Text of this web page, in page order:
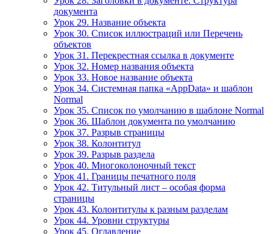
документа
Урок 29. Название объекта
Урок 30. Список иллюстраций или Перечень
объектов
Урок 31. Перекрестная ссылка в документе
Урок 32. Номер названия объекта
Урок 33. Новое название объекта
Урок 34. Системная папка «AppData» и шаблон
Normal
Урок 35. Список по умолчанию в шаблоне Normal
Урок 36. Шаблон документа по умолчанию
Урок 37. Разрыв страницы
Урок 38. Колонтитул
Урок 39. Разрыв раздела
Урок 40. Многоколоночный текст
Урок 41. Границы печатного поля
Урок 42. Титульный лист – особая форма
страницы
Урок 43. Колонтитулы к разным разделам
Урок 44. Уровни структуры
Урок 45. Оглавление